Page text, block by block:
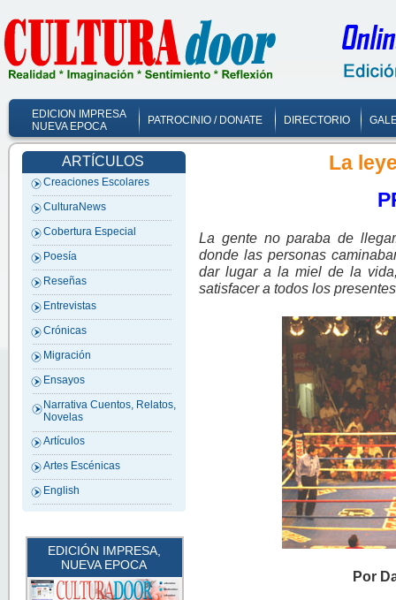
EDICION IMPRESA
NUEVA EPOCA
PATROCINIO / DONATE DIRECTORIO
ARTÍCULOS
Creaciones Escolares
CulturaNews
Cobertura Especial
Poesía
Reseñas
Entrevistas
Crónicas
Migración
Ensayos
Narrativa Cuentos, Relatos,
Novelas
Artículos
Artes Escénicas
English
EDICIÓN IMPRESA,
NUEVA EPOCA
La
La gente no paraba de
donde las personas
dar lugar a la miel de la
satisfacer a todos los
Por